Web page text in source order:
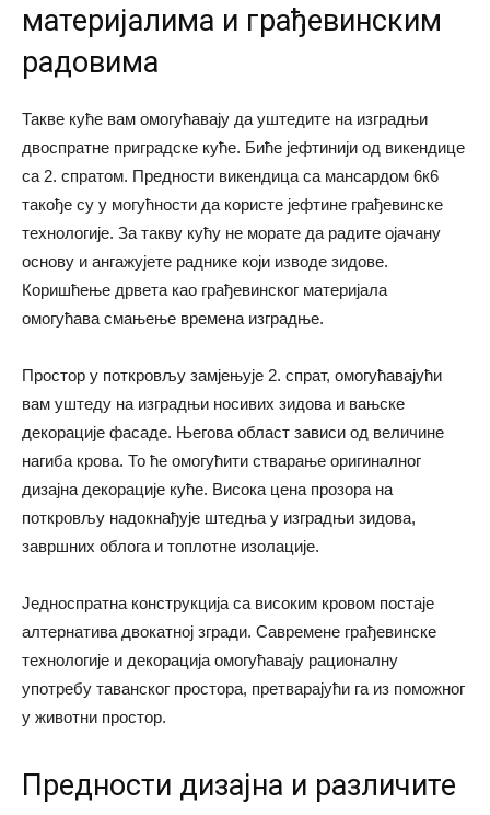
материјалима и грађевинским
радовима
Такве куће вам омогућавају да уштедите на изградњи
двоспратне приградске куће. Биће јефтинији од викендице
са 2. спратом. Предности викендица са мансардом 6к6
такође су у могућности да користе јефтине грађевинске
технологије. За такву кућу не морате да радите ојачану
основу и ангажујете раднике који изводе зидове.
Коришћење дрвета као грађевинског материјала
омогућава смањење времена изградње.
Простор у поткровљу замјењује 2. спрат, омогућавајући
вам уштеду на изградњи носивих зидова и вањске
декорације фасаде. Његова област зависи од величине
нагиба крова. То ће омогућити стварање оригиналног
дизајна декорације куће. Висока цена прозора на
поткровљу надокнађује штедња у изградњи зидова,
завршних облога и топлотне изолације.
Једноспратна конструкција са високим кровом постаје
алтернатива двокатној згради. Савремене грађевинске
технологије и декорација омогућавају рационалну
употребу таванског простора, претварајући га из поможног
у животни простор.
Предности дизајна и различите